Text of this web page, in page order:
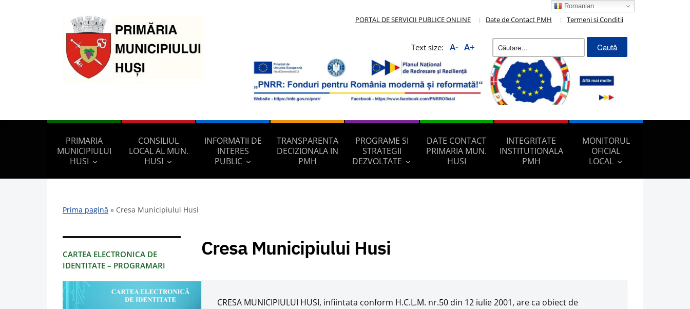
PORTAL DE SERVICII PUBLICE ONLINE Date de Contact PMH Termeni si Conditii
Text size: A- A+
Caută
după:
PRIMARIA
MUNICIPIULUI
HUSI
CONSILIUL
LOCAL AL MUN.
HUSI
INFORMATII DE
INTERES
PUBLIC
TRANSPARENTA
DECIZIONALA IN
PMH
PROGRAME SI
STRATEGII
DEZVOLTATE
DATE CONTACT
PRIMARIA MUN.
HUSI
INTEGRITATE
INSTITUTIONALA
PMH
MONITORUL
OFICIAL
LOCAL
Prima pagină » Cresa Municipiului Husi
CARTEA ELECTRONICA DE
IDENTITATE – PROGRAMARI
Cresa Municipiului Husi
CRESA MUNICIPIULUI HUSI, infiintata conform H.C.L.M. nr.50 din 12 iulie 2001, are ca obiect de
Romanian